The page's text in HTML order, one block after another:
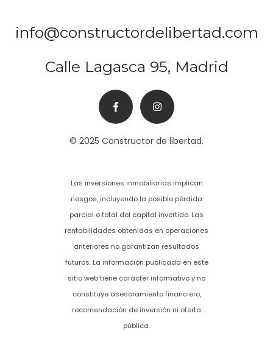
info@constructordelibertad.com
Calle Lagasca 95, Madrid
© 2025 Constructor de libertad.
Las inversiones inmobiliarias implican
riesgos, incluyendo la posible pérdida
parcial o total del capital invertido. Las
rentabilidades obtenidas en operaciones
anteriores no garantizan resultados
futuros. La información publicada en este
sitio web tiene carácter informativo y no
constituye asesoramiento financiero,
recomendación de inversión ni oferta
pública.